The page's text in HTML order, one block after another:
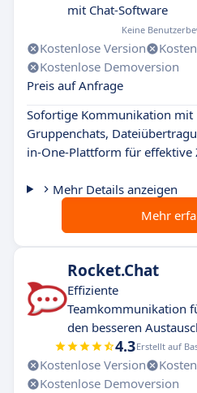
mit Chat-Software
Keine
Kostenlose Version
Kostenlose Demoversion
Preis auf Anfrage
Sofortige Kommunikation mit
Gruppenchats,
in-One-Plattform für effektive
Mehr Details anzeigen
Mehr
Rocket.Chat
Effiziente
Teamkommunikation
den besseren
4.3Erstellt auf
Kostenlose Version
Kostenlose Demoversion